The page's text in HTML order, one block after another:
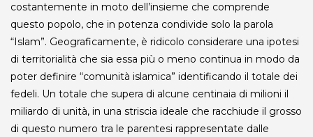
costantemente in moto dell’insieme che comprende
questo popolo, che in potenza condivide solo la parola
“Islam”. Geograficamente, è ridicolo considerare una ipotesi
di territorialità che sia essa più o meno continua in modo da
poter definire “comunità islamica” identificando il totale dei
fedeli. Un totale che supera di alcune centinaia di milioni il
miliardo di unità, in una striscia ideale che racchiude il grosso
di questo numero tra le parentesi rappresentate dalle